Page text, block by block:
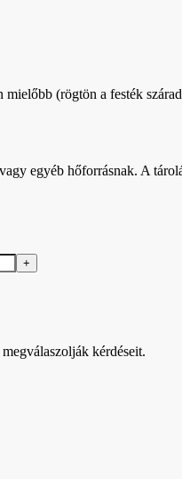
(rögtön a festék
egyéb hőforrásnak. A
kérdéseit.